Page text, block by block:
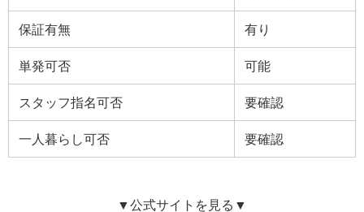
保証有無 有り
単発可否 可能
スタッフ指名可否 要確認
一人暮らし可否 要確認
▼公式サイトを見る▼